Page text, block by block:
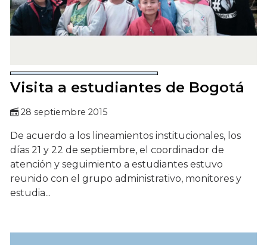
Visita a estudiantes de Bogotá
28 septiembre 2015
De acuerdo a los lineamientos institucionales, los
días 21 y 22 de septiembre, el coordinador de
atención y seguimiento a estudiantes estuvo
reunido con el grupo administrativo, monitores y
estudia...